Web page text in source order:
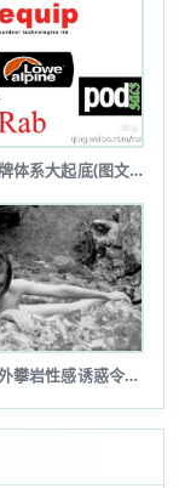
全球户外品牌体系大起底(图文详解)
女子裸体户外攀岩性感诱惑令人瞠目(图...